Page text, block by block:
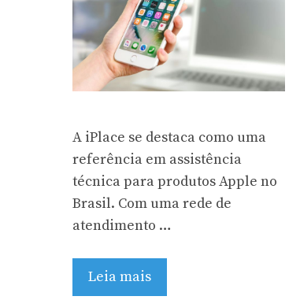
A iPlace se destaca como uma
referência em assistência
técnica para produtos Apple no
Brasil. Com uma rede de
atendimento …
Leia mais